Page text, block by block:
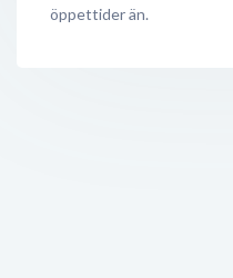
öppettider än.